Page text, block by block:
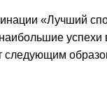
«Лучший
успехи
следующим